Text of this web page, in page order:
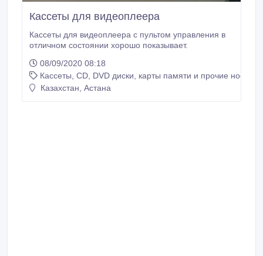
Кассеты для видеоплеера
Кассеты для видеоплеера с пультом управления в
отличном состоянии хорошо показывает.
08/09/2020 08:18
Кассеты, CD, DVD диски, карты памяти и прочие
Казахстан, Астана